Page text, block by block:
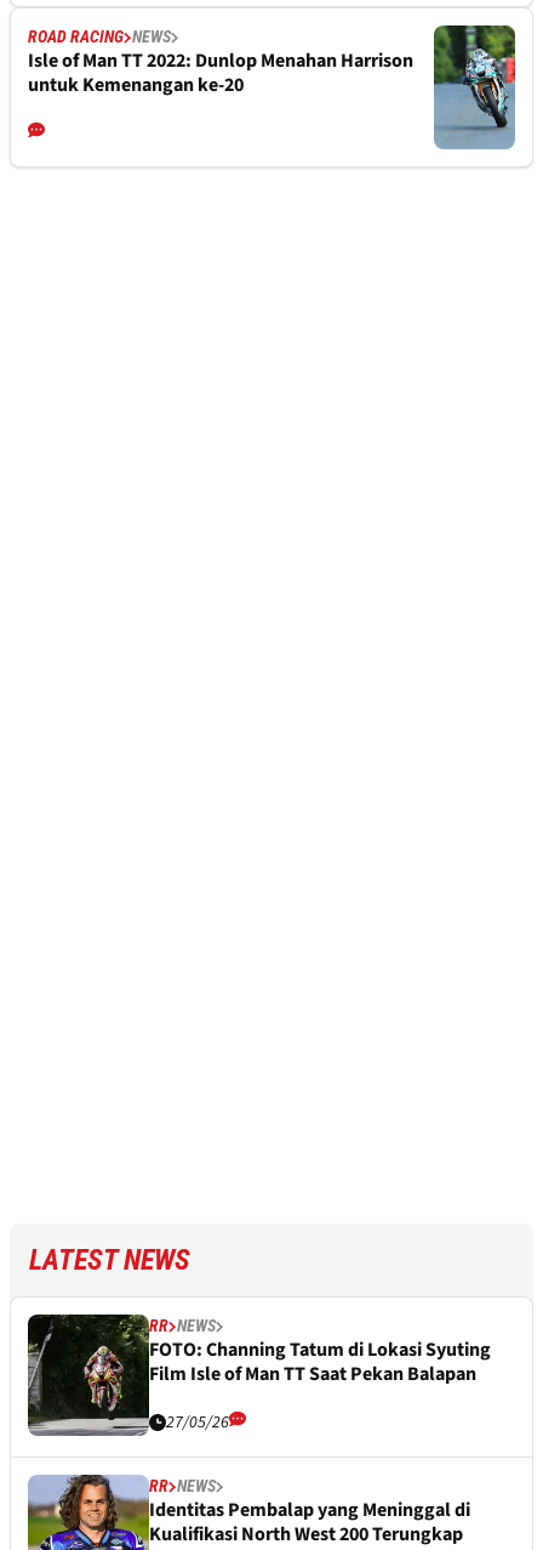
ROAD RACING NEWS
Isle of Man TT 2022: Dunlop Menahan Harrison
untuk Kemenangan ke-20
LATEST NEWS
RR NEWS
FOTO: Channing Tatum di Lokasi Syuting
Film Isle of Man TT Saat Pekan Balapan
27/05/26
RR NEWS
Identitas Pembalap yang Meninggal di
Kualifikasi North West 200 Terungkap